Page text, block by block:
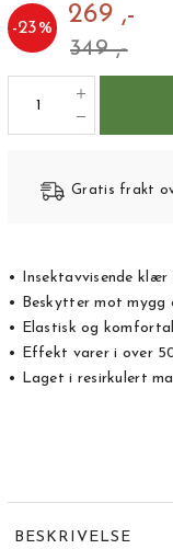
-23% 269 ,-
349 ,-
Gratis frakt
• Insektavvisende
• Beskytter mot
• Elastisk og
• Effekt varer i over
• Laget i resirkulert
BESKRIVELSE